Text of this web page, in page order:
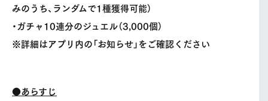
みのうち、ランダムで1種獲得可能）
・ガチャ10連分のジュエル（3,000個）
※詳細はアプリ内の「お知らせ」をご確認ください
●あらすじ